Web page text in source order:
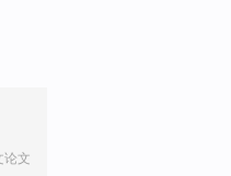
论文